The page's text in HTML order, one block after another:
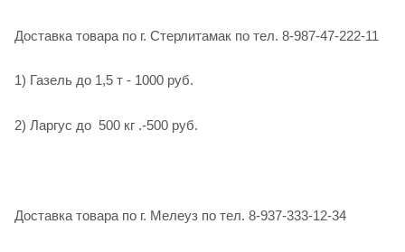
Доставка товара по г. Стерлитамак по тел. 8-987-47-222-11
1) Газель до 1,5 т - 1000 руб.
2) Ларгус до 500 кг .-500 руб.
Доставка товара по г. Мелеуз по тел. 8-937-333-12-34